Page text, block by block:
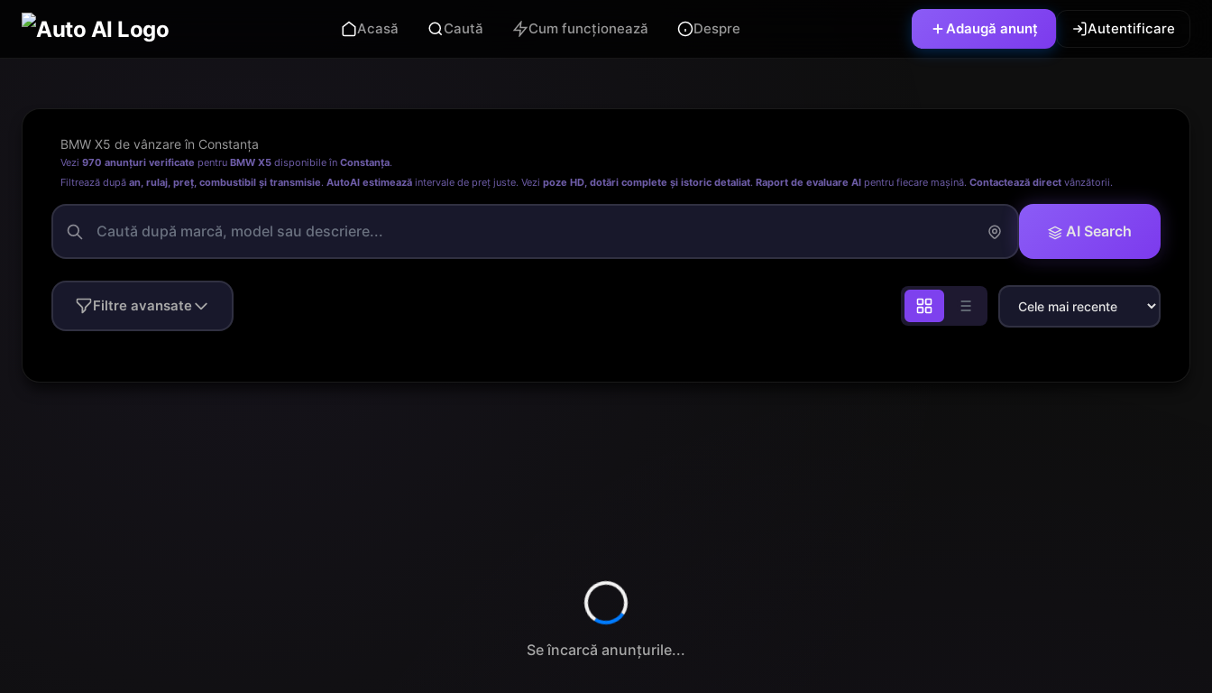
Acasă Caută Cum funcționează Despre Adaugă anunț Autentificare
BMW X5 de vânzare în Constanța
Vezi 970 anunțuri verificate pentru BMW X5 disponibile în Constanța.
Filtrează după an, rulaj, preț, combustibil și transmisie. AutoAI estimează intervale de preț juste. Vezi poze HD, dotări complete și istoric detaliat. Raport de evaluare AI pentru fiecare mașină. Contactează direct vânzătorii.
AI Search
Filtre avansate
Se încarcă anunțurile...